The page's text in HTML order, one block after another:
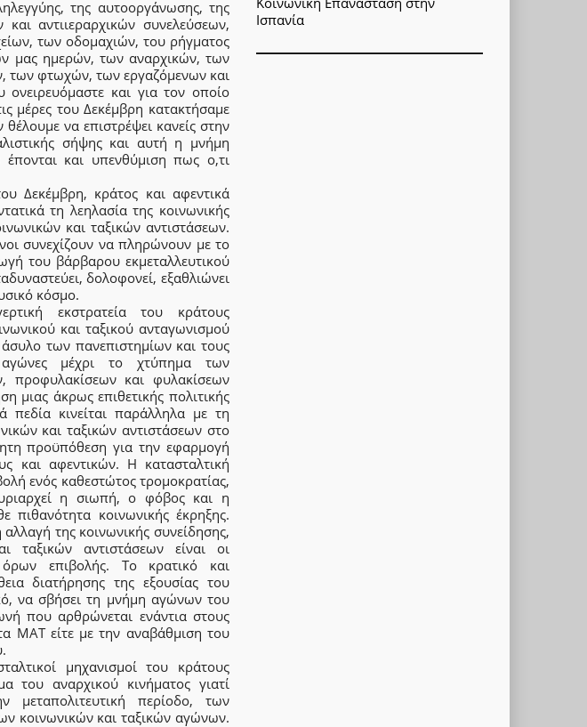
της αυτοοργάνωσης, της
αντιιεραρχικών συνελεύσεων,
των οδομαχιών, του ρήγματος
μας ημερών, των αναρχικών, των
των φτωχών, των εργαζόμενων και
και για τον οποίο
μέρες του Δεκέμβρη κατακτήσαμε
να επιστρέψει κανείς στην
σήψης και αυτή η μνήμη
και υπενθύμιση πως ο,τι
Δεκέμβρη, κράτος και αφεντικά
τη λεηλασία της κοινωνικής
και ταξικών αντιστάσεων.
συνεχίζουν να πληρώνουν με το
του βάρβαρου εκμεταλλευτικού
δολοφονεί, εξαθλιώνει
κόσμο.
εκστρατεία του κράτους
και ταξικού ανταγωνισμού
των πανεπιστημίων και τους
αγώνες μέχρι το χτύπημα των
προφυλακίσεων και φυλακίσεων
μιας άκρως επιθετικής πολιτικής
κινείται παράλληλα με τη
και ταξικών αντιστάσεων στο
προϋπόθεση για την εφαρμογή
και αφεντικών. Η κατασταλτική
ενός καθεστώτος τρομοκρατίας,
η σιωπή, ο φόβος και η
κοινωνικής έκρηξης.
της κοινωνικής συνείδησης,
ταξικών αντιστάσεων είναι οι
επιβολής. Το κρατικό και
διατήρησης της εξουσίας του
να σβήσει τη μνήμη αγώνων του
που αρθρώνεται ενάντια στους
ΜΑΤ είτε με την αναβάθμιση του
μηχανισμοί του κράτους
του αναρχικού κινήματος γιατί
μεταπολιτευτική περίοδο, των
κοινωνικών και ταξικών αγώνων.
Ισπανία